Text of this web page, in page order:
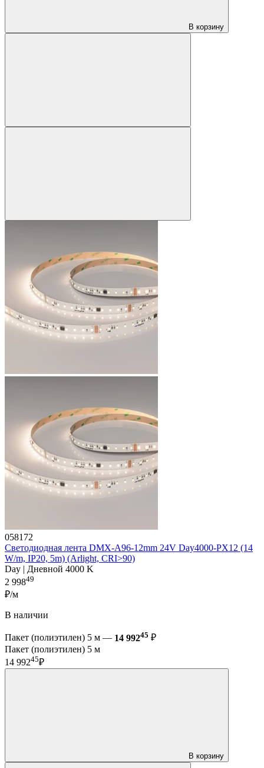
В корзину
058172
Светодиодная лента DMX-A96-12mm 24V Day4000-PX12 (14
W/m, IP20, 5m) (Arlight, CRI>90)
Day | Дневной 4000 K
2 99849
₽/м
В наличии
Пакет (полиэтилен) 5 м — 14 99245 ₽
Пакет (полиэтилен) 5 м
14 99245₽
В корзину